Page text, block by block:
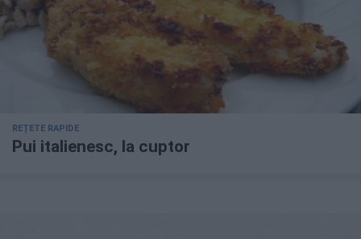
REȚETE RAPIDE
Pui italienesc, la cuptor